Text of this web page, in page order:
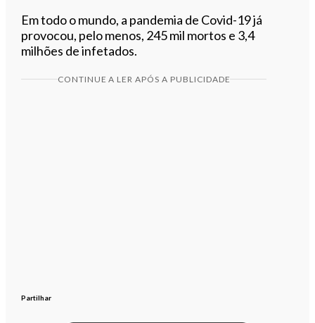
Em todo o mundo, a pandemia de Covid-19 já
provocou, pelo menos, 245 mil mortos e 3,4
milhões de infetados.
CONTINUE A LER APÓS A PUBLICIDADE
Partilhar